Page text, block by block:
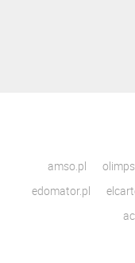
amso.pl
edomator.pl